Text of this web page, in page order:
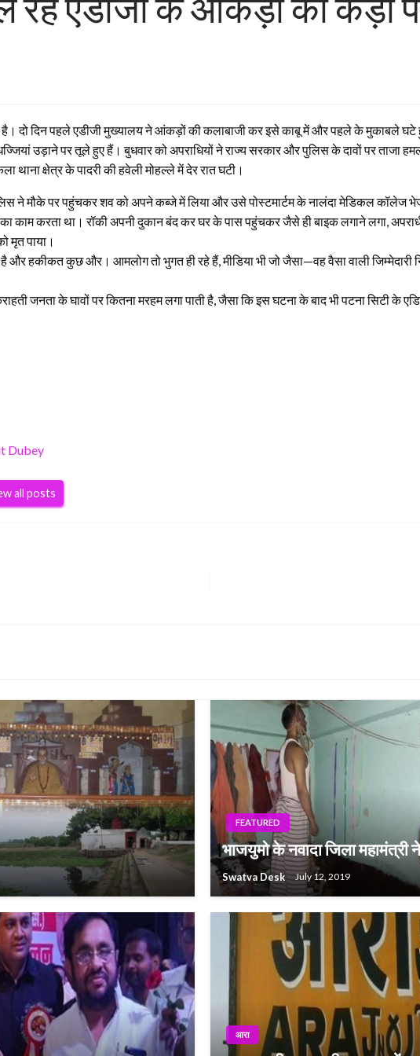
है। दो दिन पहले एडीजी मुख्यालय ने आंकड़ों की कलाबाजी कर इसे काबू में और पहले के मुकाबले घटे
उड़ाने पर तूले हुए हैं। बुधवार को अपराधियों ने राज्य सरकार और पुलिस के दावों पर ताजा
थाना क्षेत्र के पादरी की हवेली मोहल्ले में देर रात घटी।
ने मौके पर पहुंचकर शव को अपने कब्जे में लिया और उसे पोस्टमार्टम के नालंदा मेडिकल कॉलेज
का काम करता था। रॉकी अपनी दुकान बंद कर घर के पास पहुंचकर जैसे ही बाइक लगाने लगा,
मृत पाया।
हकीकत कुछ और। आमलोग तो भुगत ही रहे हैं, मीडिया भी जो जैसा—वह वैसा वाली जिम्मेदारी
जनता के घावों पर कितना मरहम लगा पाती है, जैसा कि इस घटना के बाद भी पटना सिटी के
Dubey
all posts
FEATURED
भाजयुमो के नवादा जिला महामंत्री
Swatva Desk July 12, 2019
आरा